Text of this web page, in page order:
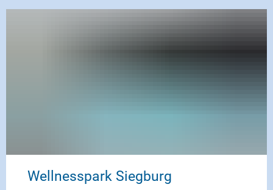
Wellnesspark Siegburg